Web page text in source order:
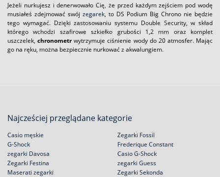
Jeżeli nurkujesz i denerwowało Cię, że przed każdym zejściem pod wodę
musiałeś zdejmować swój zegarek, to DS Podium Big Chrono nie będzie
tego wymagać. Dzięki zastosowaniu systemu Double Security, w skład
którego wchodzi szafirowe szkiełko grubości 1,2 mm oraz komplet
uszczelek,chronometrwytrzymuje ciśnienie wody do 20 atmosfer. Mając
go na ręku, można bezpiecznie nurkować z akwalungiem.
Najcześciej przeglądane kategorie
Casio męskie
G-Shock
zegarki Davosa
Zegarki Festina
Zegarki Fossil
Frederique Constant
Casio G-Shock
zegarki Guess
Maserati zegarki
Zegarki Sekonda